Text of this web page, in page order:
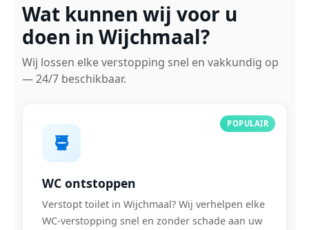
Wat kunnen wij voor u
doen in Wijchmaal?
Wij lossen elke verstopping snel en vakkundig op
— 24/7 beschikbaar.
POPULAIR
WC ontstoppen
Verstopt toilet in Wijchmaal? Wij verhelpen elke
WC-verstopping snel en zonder schade aan uw